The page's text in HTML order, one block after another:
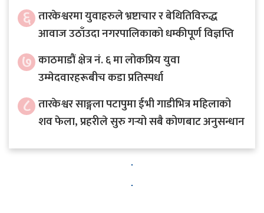
६ तारकेश्वरमा युवाहरुले भ्रष्टाचार र बेथितिविरुद्ध
आवाज उठाँउदा नगरपालिकाको धम्कीपूर्ण विज्ञप्ति
७ काठमाडौं क्षेत्र नं. ६ मा लोकप्रिय युवा
उम्मेदवारहरूबीच कडा प्रतिस्पर्धा
८ तारकेश्वर साङ्गला पटापुमा ईभी गाडीभित्र महिलाको
शव फेला, प्रहरीले सुरु गर्‍यो सबै कोणबाट अनुसन्धान